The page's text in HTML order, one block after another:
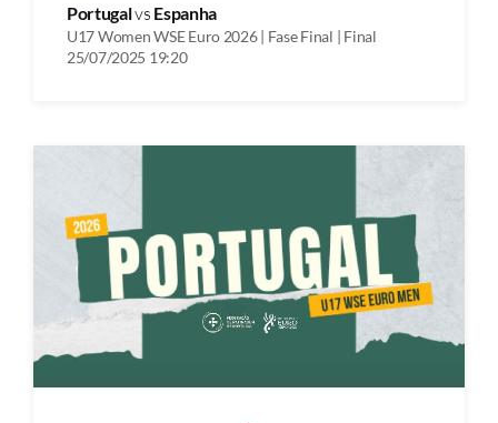
Portugalvs Espanha
U17 Women WSE Euro 2026 | Fase Final | Final
25/07/2025 19:20